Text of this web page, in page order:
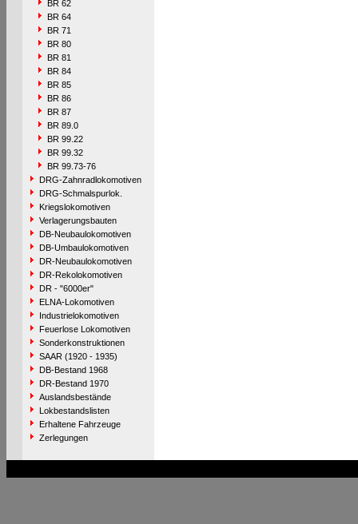
BR 62
BR 64
BR 71
BR 80
BR 81
BR 84
BR 85
BR 86
BR 87
BR 89.0
BR 99.22
BR 99.32
BR 99.73-76
DRG-Zahnradlokomotiven
DRG-Schmalspurlok.
Kriegslokomotiven
Verlagerungsbauten
DB-Neubaulokomotiven
DB-Umbaulokomotiven
DR-Neubaulokomotiven
DR-Rekolokomotiven
DR - "6000er"
ELNA-Lokomotiven
Industrielokomotiven
Feuerlose Lokomotiven
Sonderkonstruktionen
SAAR (1920 - 1935)
DB-Bestand 1968
DR-Bestand 1970
Auslandsbestände
Lokbestandslisten
Erhaltene Fahrzeuge
Zerlegungen